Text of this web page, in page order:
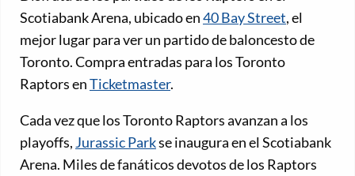
Scotiabank Arena, ubicado en40 Bay Street, el
mejor lugar para ver un partido de baloncesto de
Toronto. Compra entradas para los Toronto
Raptors enTicketmaster.
Cada vez que los Toronto Raptors avanzan a los
playoffs, Jurassic Parkse inaugura en el Scotiabank
Arena. Miles de fanáticos devotos de los Raptors